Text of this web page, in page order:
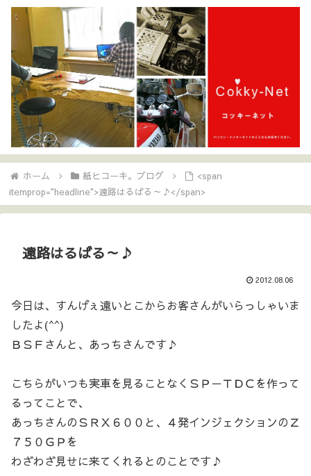
ホーム 紙ヒコーキ。ブログ
<span
itemprop="headline">遠路はるばる～♪</span>
遠路はるばる～♪
2012.08.06
今日は、すんげぇ遠いとこからお客さんがいらっしゃいま
したよ(^^)
ＢＳＦさんと、あっちさんです♪
こちらがいつも実車を見ることなくＳＰ－ＴＤＣを作って
るってことで、
あっちさんのＳＲＸ６００と、４発インジェクションのＺ
７５０ＧＰを
わざわざ見せに来てくれるとのことです♪